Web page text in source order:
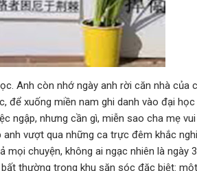
Anh còn nhớ ngày anh rời căn nhà của
để xuống miền nam ghi danh vào đại học
ngập, nhưng cần gì, miễn sao cha mẹ
vượt qua những ca trực đêm khắc
chuyện, không ai ngạc nhiên là ngày
thường trong khu săn sóc đặc biệt: